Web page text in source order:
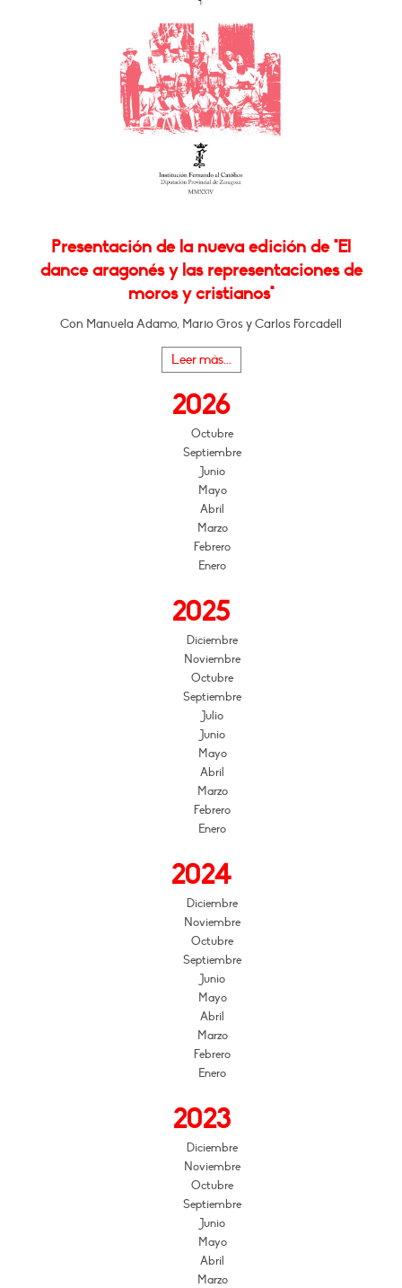
Presentación de la nueva edición de "El
dance aragonés y las representaciones de
moros y cristianos"
Con Manuela Adamo, Mario Gros y Carlos Forcadell
Leer más...
2026
Octubre
Septiembre
Junio
Mayo
Abril
Marzo
Febrero
Enero
2025
Diciembre
Noviembre
Octubre
Septiembre
Julio
Junio
Mayo
Abril
Marzo
Febrero
Enero
2024
Diciembre
Noviembre
Octubre
Septiembre
Junio
Mayo
Abril
Marzo
Febrero
Enero
2023
Diciembre
Noviembre
Octubre
Septiembre
Junio
Mayo
Abril
Marzo